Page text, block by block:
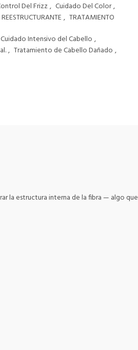
Del Frizz, Cuidado Del Color,
REESTRUCTURANTE , TRATAMIENTO
Cuidado Intensivo del Cabello ,
, Tratamiento de Cabello Dañado ,
la estructura interna de la fibra — algo que